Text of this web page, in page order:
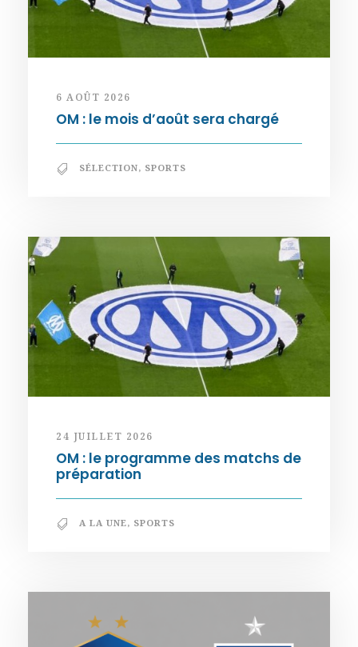
6 AOÛT 2026
OM : le mois d’août sera chargé
SÉLECTION, SPORTS
24 JUILLET 2026
OM : le programme des matchs de
préparation
A LA UNE, SPORTS